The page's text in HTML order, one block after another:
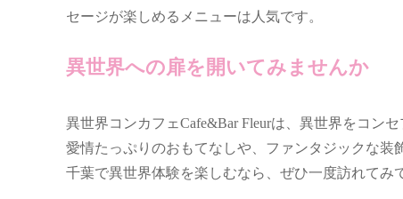
セージが楽しめるメニューは人気です。
異世界への扉を開いてみませんか
異世界コンカフェCafe&Bar Fleurは、異世界をコン
愛情たっぷりのおもてなしや、ファンタジックな装
千葉で異世界体験を楽しむなら、ぜひ一度訪れてみ